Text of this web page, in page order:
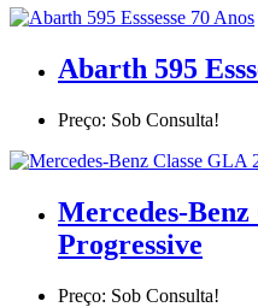
Abarth 595
Preço: Sob Consulta!
Mercedes-Benz
Progressive
Preço: Sob Consulta!